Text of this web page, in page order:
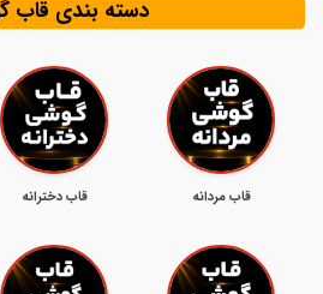
دسته بندی قاب
قاب مردانه قاب دخترانه